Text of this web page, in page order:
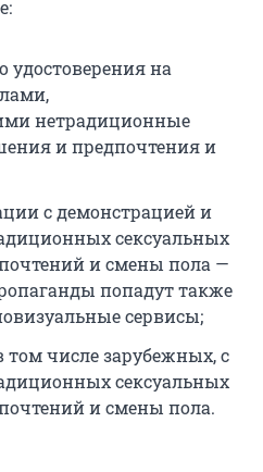
удостоверения на
нетрадиционные
и предпочтения и
с демонстрацией и
сексуальных
и смены пола —
попадут также
сервисы;
том числе зарубежных, с
сексуальных
и смены пола.